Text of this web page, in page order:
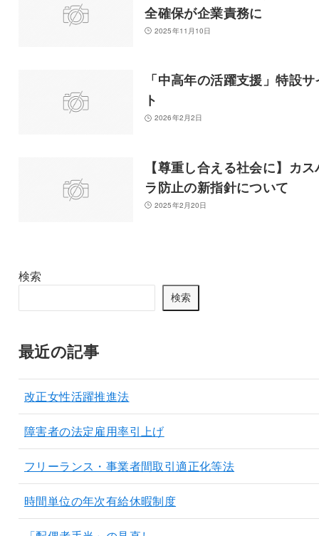
全確保が企業責務に
2025年11月10日
「中高年の活躍支援」特設サ
ト
2026年2月2日
【尊重し合える社会に】カス
ラ防止の新指針について
2025年2月20日
検索
検索
最近の記事
改正女性活躍推進法
障害者の法定雇用率引上げ
フリーランス・事業者間取引適正化等法
時間単位の年次有給休暇制度